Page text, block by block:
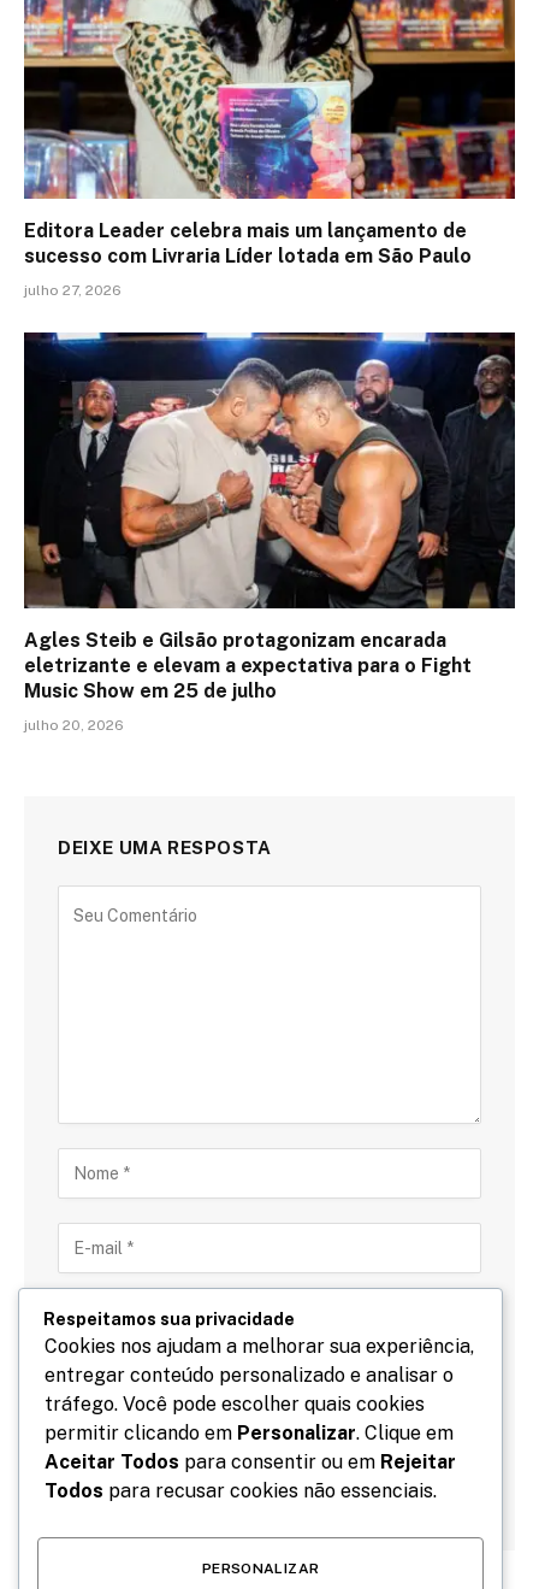
Editora Leader celebra mais um lançamento de
sucesso com Livraria Líder lotada em São Paulo
julho 27, 2026
Agles Steib e Gilsão protagonizam encarada
eletrizante e elevam a expectativa para o Fight
Music Show em 25 de julho
julho 20, 2026
DEIXE UMA RESPOSTA
Salve meu nome, email e site neste navegador para
a próxima vez que eu comentar.
Respeitamos sua privacidade
Cookies nos ajudam a melhorar sua experiência,
entregar conteúdo personalizado e analisar o
tráfego. Você pode escolher quais cookies
permitir clicando em Personalizar. Clique em
Aceitar Todos para consentir ou em Rejeitar
Todos para recusar cookies não essenciais.
PERSONALIZAR